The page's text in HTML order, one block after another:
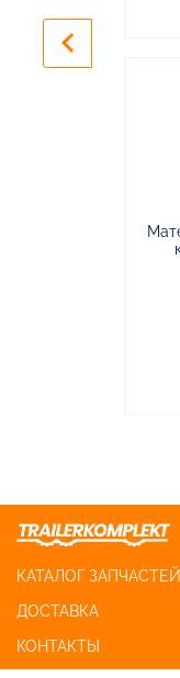
keyboard_arrow_left
КАТАЛОГ ЗАПЧАСТЕЙ
ДОСТАВКА
КОНТАКТЫ